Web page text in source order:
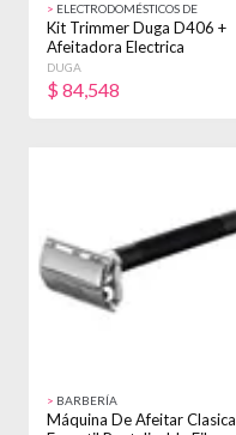
> ELECTRODOMÉSTICOS DE
BELLEZA
Kit Trimmer Duga D406 +
Afeitadora Electrica
Belprof Plateado
DUGA
$ 84,548
> BARBERÍA
Máquina De Afeitar Clasica